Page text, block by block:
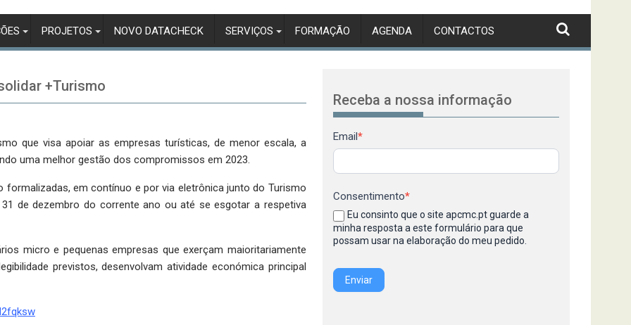
PROJETOS NOVO DATACHECK SERVIÇOS FORMAÇÃO AGENDA CONTACTOS
+Turismo
que visa apoiar as empresas turísticas, de menor escala, a
uma melhor gestão dos compromissos em 2023.
formalizadas, em contínuo e por via eletrônica junto do Turismo
de dezembro do corrente ano ou até se esgotar a respetiva
micro e pequenas empresas que exerçam maioritariamente
previstos, desenvolvam atividade económica principal
Receba a nossa informação
Newsletter
Email *
Consentimento*
Eu consinto que o site apcmc.pt guarde a
minha resposta a este formulário para que
possam usar na elaboração do meu pedido.
Enviar